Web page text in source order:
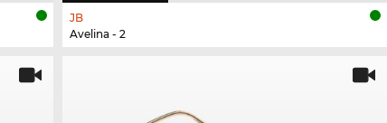
JB
Avelina - 2